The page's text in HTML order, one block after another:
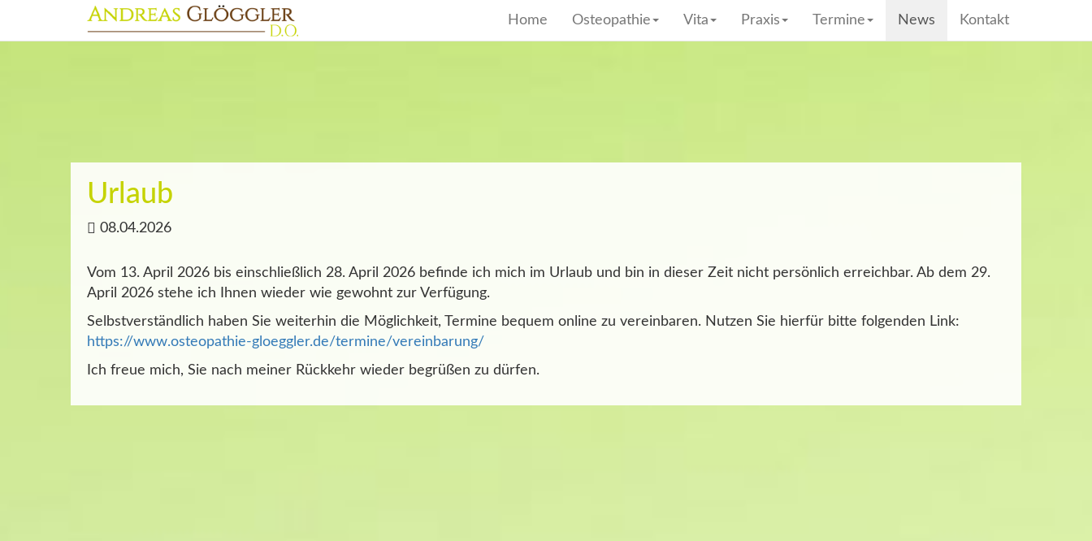
Home Osteopathie Vita Praxis Termine News Kontakt
Urlaub
08.04.2026
Vom 13. April 2026 bis einschließlich 28. April 2026 befinde ich mich im Urlaub und bin in dieser Zeit nicht persönlich erreichbar. Ab dem 29.
April 2026 stehe ich Ihnen wieder wie gewohnt zur Verfügung.
Selbstverständlich haben Sie weiterhin die Möglichkeit, Termine bequem online zu vereinbaren. Nutzen Sie hierfür bitte folgenden Link:
https://www.osteopathie-gloeggler.de/termine/vereinbarung/
Ich freue mich, Sie nach meiner Rückkehr wieder begrüßen zu dürfen.